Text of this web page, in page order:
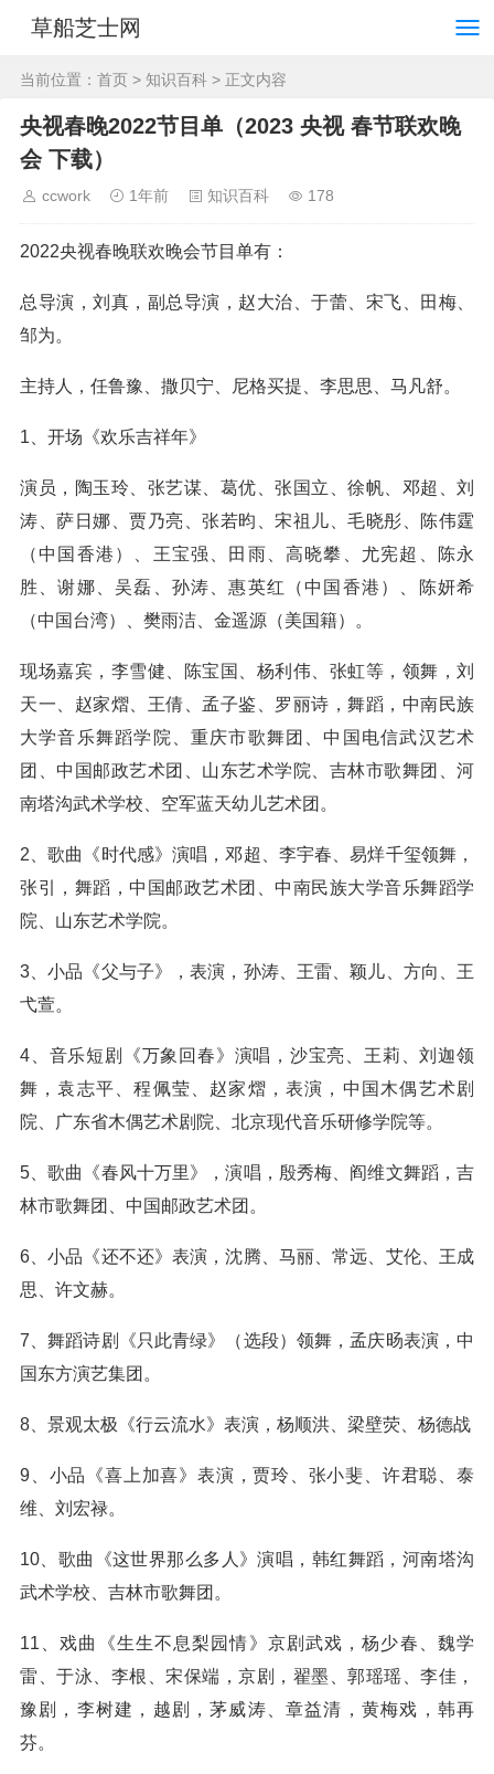
草船芝士网
当前位置： 首页 > 知识百科 > 正文内容
央视春晚2022节目单（2023 央视 春节联欢晚
会 下载）
ccwork 1年前 知识百科 178
2022央视春晚联欢晚会节目单有：
总导演，刘真，副总导演，赵大治、于蕾、宋飞、田梅、
邹为。
主持人，任鲁豫、撒贝宁、尼格买提、李思思、马凡舒。
1、开场《欢乐吉祥年》
演员，陶玉玲、张艺谋、葛优、张国立、徐帆、邓超、刘
涛、萨日娜、贾乃亮、张若昀、宋祖儿、毛晓彤、陈伟霆
（中国香港）、王宝强、田雨、高晓攀、尤宪超、陈永
胜、谢娜、吴磊、孙涛、惠英红（中国香港）、陈妍希
（中国台湾）、樊雨洁、金遥源（美国籍）。
现场嘉宾，李雪健、陈宝国、杨利伟、张虹等，领舞，刘
天一、赵家熠、王倩、孟子鉴、罗丽诗，舞蹈，中南民族
大学音乐舞蹈学院、重庆市歌舞团、中国电信武汉艺术
团、中国邮政艺术团、山东艺术学院、吉林市歌舞团、河
南塔沟武术学校、空军蓝天幼儿艺术团。
2、歌曲《时代感》演唱，邓超、李宇春、易烊千玺领舞，
张引，舞蹈，中国邮政艺术团、中南民族大学音乐舞蹈学
院、山东艺术学院。
3、小品《父与子》，表演，孙涛、王雷、颖儿、方向、王
弋萱。
4、音乐短剧《万象回春》演唱，沙宝亮、王莉、刘迦领
舞，袁志平、程佩莹、赵家熠，表演，中国木偶艺术剧
院、广东省木偶艺术剧院、北京现代音乐研修学院等。
5、歌曲《春风十万里》，演唱，殷秀梅、阎维文舞蹈，吉
林市歌舞团、中国邮政艺术团。
6、小品《还不还》表演，沈腾、马丽、常远、艾伦、王成
思、许文赫。
7、舞蹈诗剧《只此青绿》（选段）领舞，孟庆旸表演，中
国东方演艺集团。
8、景观太极《行云流水》表演，杨顺洪、梁壁荧、杨德战
9、小品《喜上加喜》表演，贾玲、张小斐、许君聪、泰
维、刘宏禄。
10、歌曲《这世界那么多人》演唱，韩红舞蹈，河南塔沟
武术学校、吉林市歌舞团。
11、戏曲《生生不息梨园情》京剧武戏，杨少春、魏学
雷、于泳、李根、宋保端，京剧，翟墨、郭瑶瑶、李佳，
豫剧，李树建，越剧，茅威涛、章益清，黄梅戏，韩再
芬。